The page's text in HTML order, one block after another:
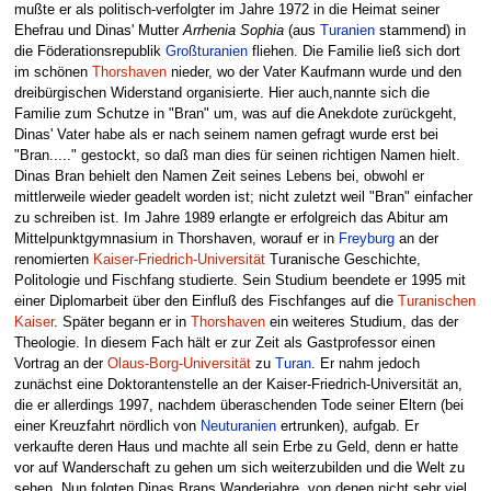
mußte er als politisch-verfolgter im Jahre 1972 in die Heimat seiner
Ehefrau und Dinas' Mutter Arrhenia Sophia(aus Turanienstammend) in
die Föderationsrepublik Großturanienfliehen. Die Familie ließ sich dort
im schönen Thorshavennieder, wo der Vater Kaufmann wurde und den
dreibürgischen Widerstand organisierte. Hier auch,nannte sich die
Familie zum Schutze in "Bran" um, was auf die Anekdote zurückgeht,
Dinas' Vater habe als er nach seinem namen gefragt wurde erst bei
"Bran....." gestockt, so daß man dies für seinen richtigen Namen hielt.
Dinas Bran behielt den Namen Zeit seines Lebens bei, obwohl er
mittlerweile wieder geadelt worden ist; nicht zuletzt weil "Bran" einfacher
zu schreiben ist. Im Jahre 1989 erlangte er erfolgreich das Abitur am
Mittelpunktgymnasium in Thorshaven, worauf er in Freyburgan der
renomierten Kaiser-Friedrich-UniversitätTuranische Geschichte,
Politologie und Fischfang studierte. Sein Studium beendete er 1995 mit
einer Diplomarbeit über den Einfluß des Fischfanges auf die Turanischen
Kaiser. Später begann er in Thorshavenein weiteres Studium, das der
Theologie. In diesem Fach hält er zur Zeit als Gastprofessor einen
Vortrag an der Olaus-Borg-Universitätzu Turan. Er nahm jedoch
zunächst eine Doktorantenstelle an der Kaiser-Friedrich-Universität an,
die er allerdings 1997, nachdem überaschenden Tode seiner Eltern (bei
einer Kreuzfahrt nördlich von Neuturanienertrunken), aufgab. Er
verkaufte deren Haus und machte all sein Erbe zu Geld, denn er hatte
vor auf Wanderschaft zu gehen um sich weiterzubilden und die Welt zu